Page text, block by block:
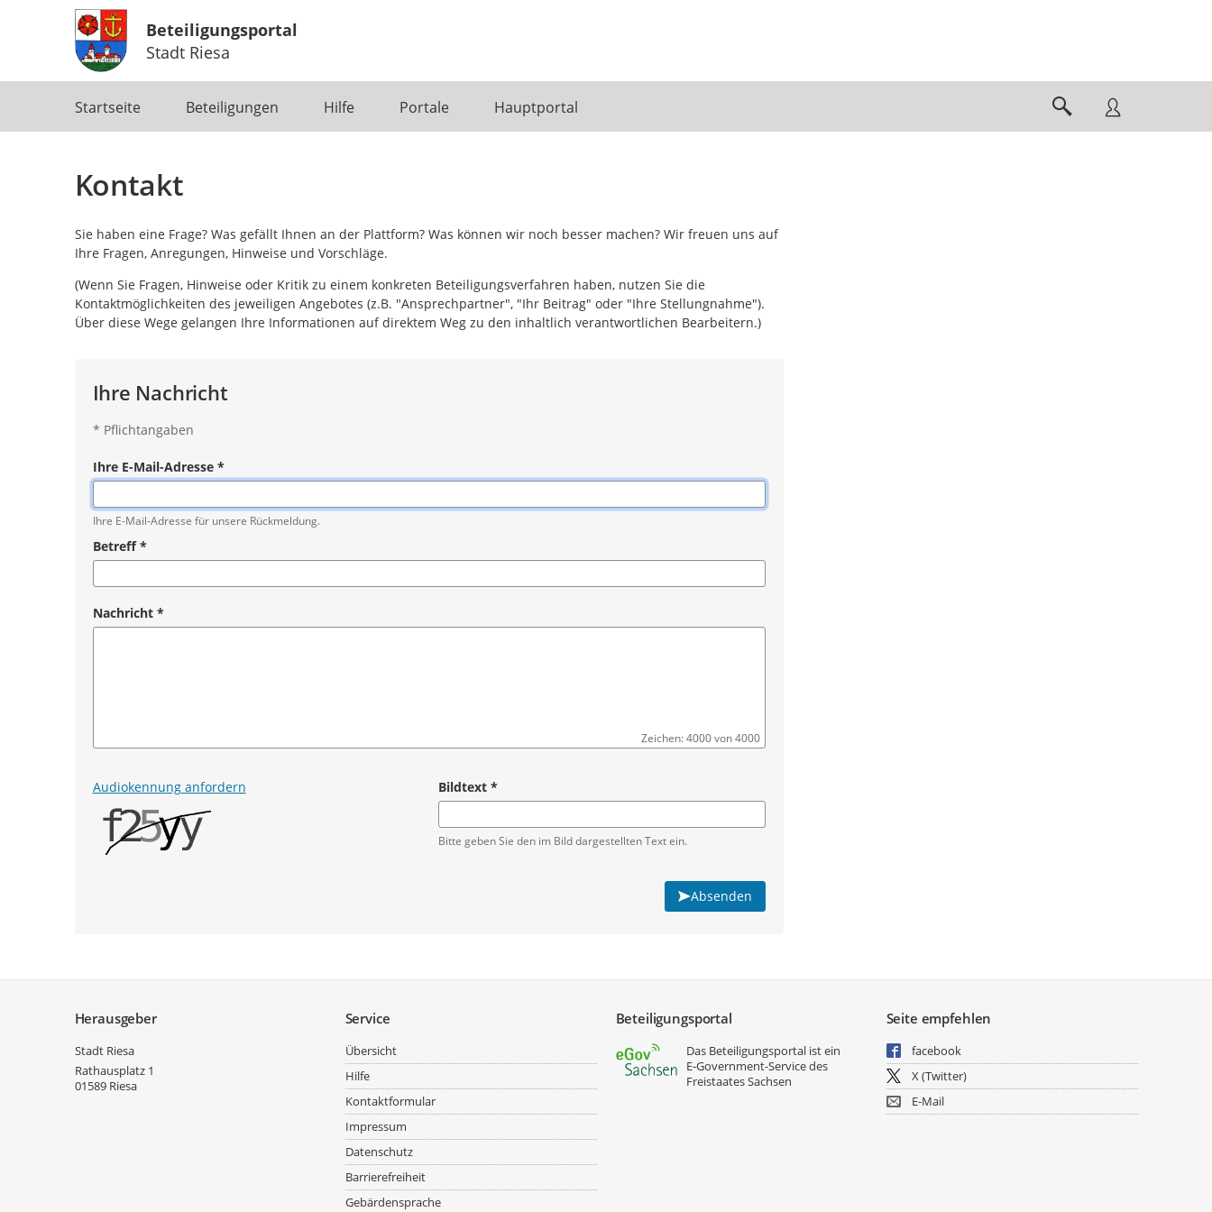
Beteiligungsportal
Stadt Riesa
Startseite Beteiligungen Hilfe Portale Hauptportal
Kontakt
Sie haben eine Frage? Was gefällt Ihnen an der Plattform? Was können wir noch besser machen? Wir freuen uns auf
Ihre Fragen, Anregungen, Hinweise und Vorschläge.
(Wenn Sie Fragen, Hinweise oder Kritik zu einem konkreten Beteiligungsverfahren haben, nutzen Sie die
Kontaktmöglichkeiten des jeweiligen Angebotes (z.B. "Ansprechpartner", "Ihr Beitrag" oder "Ihre Stellungnahme").
Über diese Wege gelangen Ihre Informationen auf direktem Weg zu den inhaltlich verantwortlichen Bearbeitern.)
Ihre Nachricht
* Pflichtangaben
Ihre E-Mail-Adresse*
Pflichtangabe
Ihre E-Mail-Adresse für unsere Rückmeldung.
Betreff*
Nachricht*
Zeichen: 4000 von 4000
Audiokennung anfordern Bildtext *
Pflichtangabe
Bitte geben Sie den im Bild dargestellten Text ein.
Absenden
Herausgeber
Stadt Riesa
Rathausplatz 1
01589 Riesa
Service
Übersicht
Hilfe
Kontaktformular
Impressum
Datenschutz
Barrierefreiheit
Gebärdensprache
Beteiligungsportal
Das Beteiligungsportal ist ein
E‑Government-Service des
Freistaates Sachsen
Seite empfehlen
facebook
X (Twitter)
E-Mail